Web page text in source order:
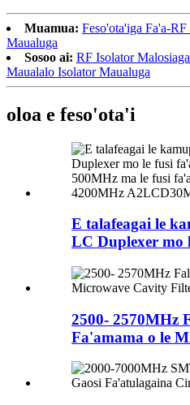
Muamua: Feso'ota'iga Fa'a-
Maualuga
Sosoo ai: RF Isolator
Maualalo Isolator Maualuga
oloa e feso'ota'i
E talafeagai le
LC Duplexer mo
2500- 2570MHz
Fa'amama o le